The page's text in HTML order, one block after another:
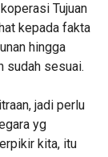
Tujuan
kepada fakta
hingga
sudah sesuai.
jadi perlu
yg
kita, itu